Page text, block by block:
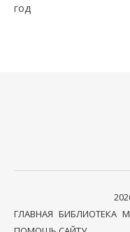
год
ГЛАВНАЯ БИБЛИОТЕКА